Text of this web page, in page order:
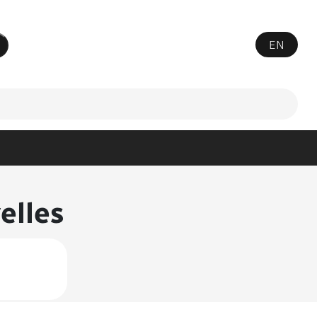
votre recherche
EN